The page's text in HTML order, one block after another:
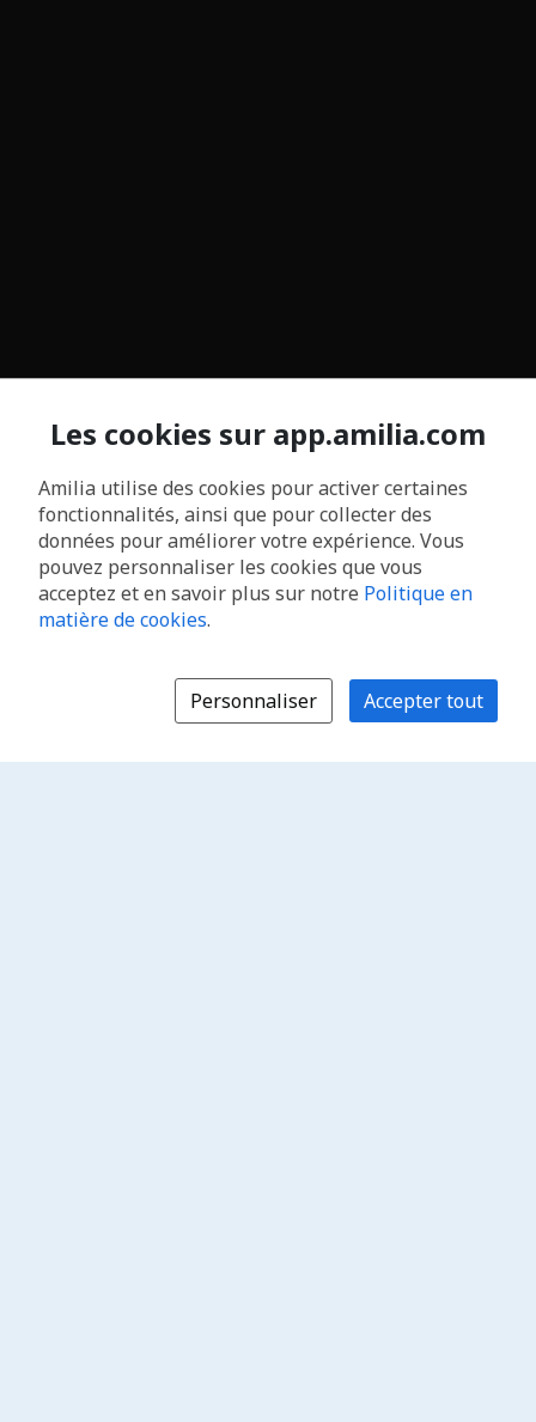
Les cookies sur app.amilia.com
Amilia utilise des cookies pour activer certaines
fonctionnalités, ainsi que pour collecter des
données pour améliorer votre expérience. Vous
pouvez personnaliser les cookies que vous
acceptez et en savoir plus sur notre Politique en
matière de cookies.
Personnaliser Accepter tout